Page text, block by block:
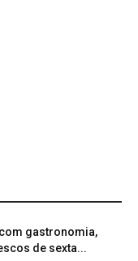
gastronomia,
de sexta...